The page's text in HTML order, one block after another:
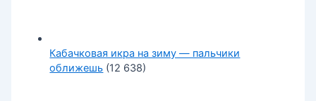
Кабачковая икра на зиму — пальчики
оближешь (12 638)